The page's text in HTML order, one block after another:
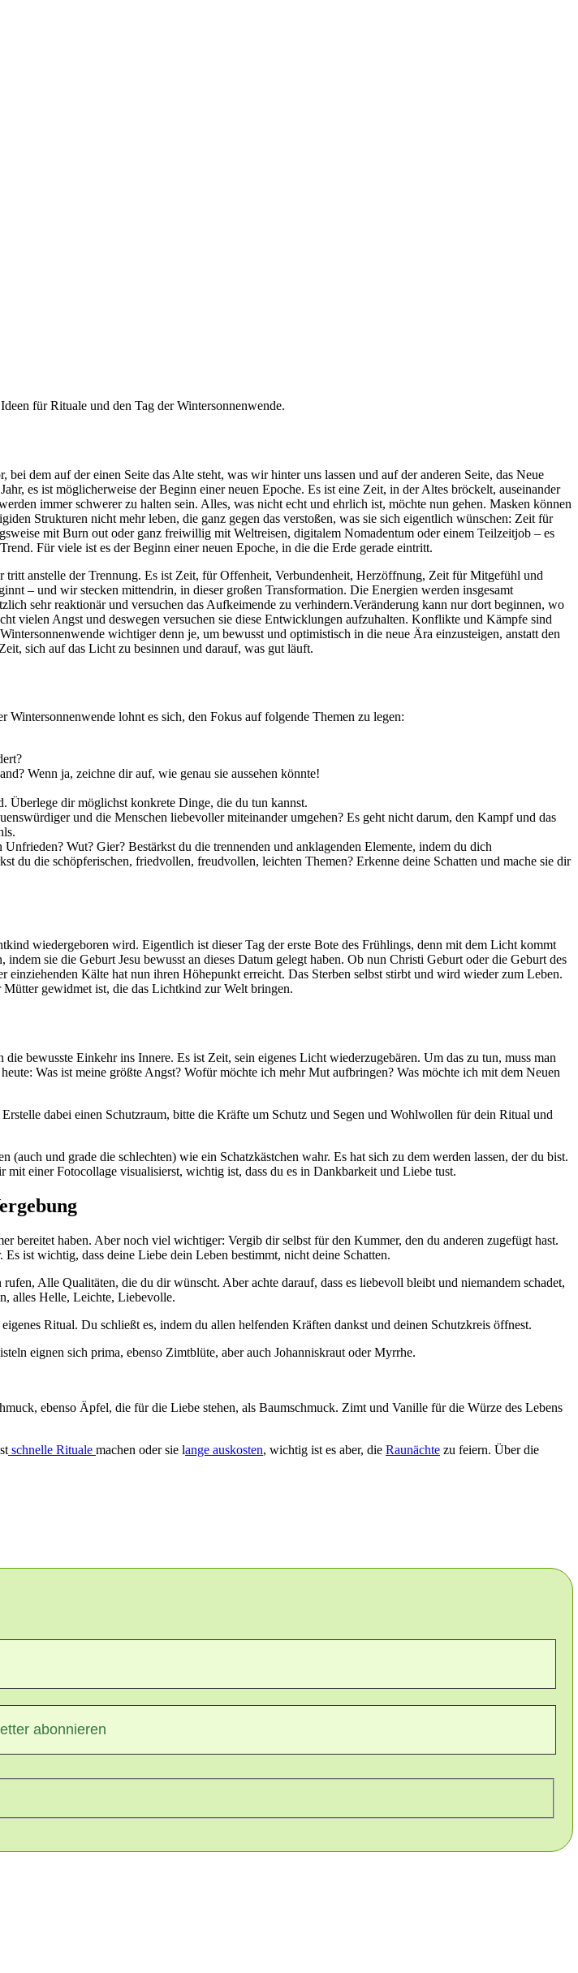
für Rituale und den Tag der Wintersonnenwende.
dem auf der einen Seite das Alte steht, was wir hinter uns lassen und auf der anderen Seite, das Neue
es ist möglicherweise der Beginn einer neuen Epoche. Es ist eine Zeit, in der Altes bröckelt, auseinander
immer schwerer zu halten sein. Alles, was nicht echt und ehrlich ist, möchte nun gehen. Masken können
Strukturen nicht mehr leben, die ganz gegen das verstoßen, was sie sich eigentlich wünschen: Zeit für
mit Burn out oder ganz freiwillig mit Weltreisen, digitalem Nomadentum oder einem Teilzeitjob – es
Für viele ist es der Beginn einer neuen Epoche, in die die Erde gerade eintritt.
anstelle der Trennung. Es ist Zeit, für Offenheit, Verbundenheit, Herzöffnung, Zeit für Mitgefühl und
– und wir stecken mittendrin, in dieser großen Transformation. Die Energien werden insgesamt
sehr reaktionär und versuchen das Aufkeimende zu verhindern.Veränderung kann nur dort beginnen, wo
vielen Angst und deswegen versuchen sie diese Entwicklungen aufzuhalten. Konflikte und Kämpfe sind
wichtiger denn je, um bewusst und optimistisch in die neue Ära einzusteigen, anstatt den
sich auf das Licht zu besinnen und darauf, was gut läuft.
lohnt es sich, den Fokus auf folgende Themen zu legen:
Wenn ja, zeichne dir auf, wie genau sie aussehen könnte!
Überlege dir möglichst konkrete Dinge, die du tun kannst.
und die Menschen liebevoller miteinander umgehen? Es geht nicht darum, den Kampf und das
Wut? Gier? Bestärkst du die trennenden und anklagenden Elemente, indem du dich
du die schöpferischen, friedvollen, freudvollen, leichten Themen? Erkenne deine Schatten und mache sie dir
wiedergeboren wird. Eigentlich ist dieser Tag der erste Bote des Frühlings, denn mit dem Licht kommt
sie die Geburt Jesu bewusst an dieses Datum gelegt haben. Ob nun Christi Geburt oder die Geburt des
einziehenden Kälte hat nun ihren Höhepunkt erreicht. Das Sterben selbst stirbt und wird wieder zum Leben.
gewidmet ist, die das Lichtkind zur Welt bringen.
bewusste Einkehr ins Innere. Es ist Zeit, sein eigenes Licht wiederzugebären. Um das zu tun, muss man
Was ist meine größte Angst? Wofür möchte ich mehr Mut aufbringen? Was möchte ich mit dem Neuen
dabei einen Schutzraum, bitte die Kräfte um Schutz und Segen und Wohlwollen für dein Ritual und
und grade die schlechten) wie ein Schatzkästchen wahr. Es hat sich zu dem werden lassen, der du bist.
einer Fotocollage visualisierst, wichtig ist, dass du es in Dankbarkeit und Liebe tust.
haben. Aber noch viel wichtiger: Vergib dir selbst für den Kummer, den du anderen zugefügt hast.
ist wichtig, dass deine Liebe dein Leben bestimmt, nicht deine Schatten.
Alle Qualitäten, die du dir wünscht. Aber achte darauf, dass es liebevoll bleibt und niemandem schadet,
alles Helle, Leichte, Liebevolle.
Ritual. Du schließt es, indem du allen helfenden Kräften dankst und deinen Schutzkreis öffnest.
eignen sich prima, ebenso Zimtblüte, aber auch Johanniskraut oder Myrrhe.
ebenso Äpfel, die für die Liebe stehen, als Baumschmuck. Zimt und Vanille für die Würze des Lebens
schnelle Rituale machen oder sie lange auskosten, wichtig ist es aber, die Raunächte zu feiern. Über die